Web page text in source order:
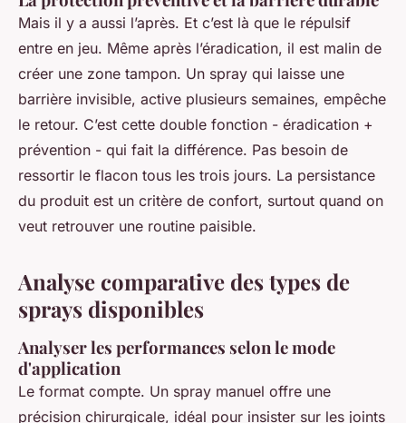
Mais il y a aussi l’après. Et c’est là que le répulsif
entre en jeu. Même après l’éradication, il est malin de
créer une zone tampon. Un spray qui laisse une
barrière invisible, active plusieurs semaines, empêche
le retour. C’est cette double fonction - éradication +
prévention - qui fait la différence. Pas besoin de
ressortir le flacon tous les trois jours. La persistance
du produit est un critère de confort, surtout quand on
veut retrouver une routine paisible.
Analyse comparative des types de
sprays disponibles
Analyser les performances selon le mode
d'application
Le format compte. Un spray manuel offre une
précision chirurgicale, idéal pour insister sur les joints